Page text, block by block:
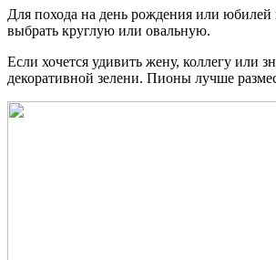
Для похода на день рождения или юбилей
выбрать круглую или овальную.
Если хочется удивить жену, коллегу или
декоративной зелени. Пионы лучше